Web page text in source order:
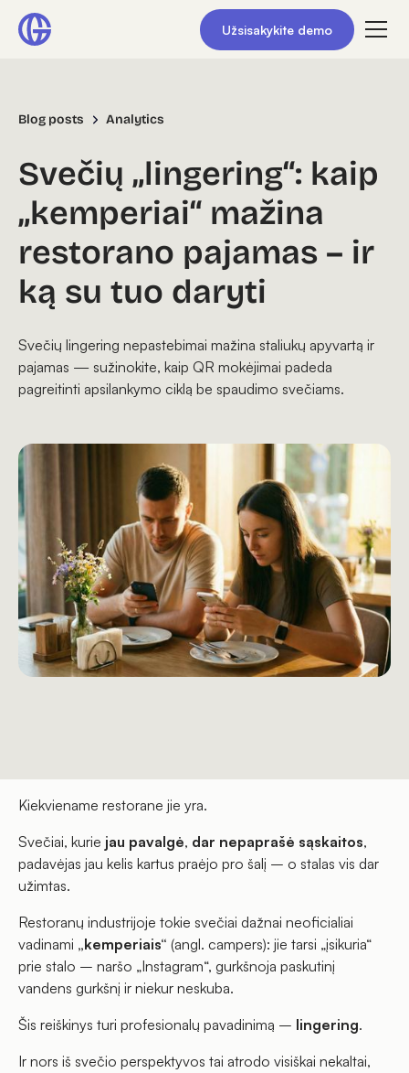
Užsisakykite demo
Blog posts Analytics
Svečių „lingering“: kaip
„kemperiai“ mažina
restorano pajamas – ir
ką su tuo daryti
Svečių lingering nepastebimai mažina staliukų apyvartą ir
pajamas — sužinokite, kaip QR mokėjimai padeda
pagreitinti apsilankymo ciklą be spaudimo svečiams.
Kiekviename restorane jie yra.
Svečiai, kurie jau pavalgė, dar nepaprašė sąskaitos,
padavėjas jau kelis kartus praėjo pro šalį – o stalas vis dar
užimtas.
Restoranų industrijoje tokie svečiai dažnai neoficialiai
vadinami „kemperiais“ (angl. campers): jie tarsi „įsikuria“
prie stalo – naršo „Instagram“, gurkšnoja paskutinį
vandens gurkšnį ir niekur neskuba.
Šis reiškinys turi profesionalų pavadinimą – lingering.
Ir nors iš svečio perspektyvos tai atrodo visiškai nekaltai,